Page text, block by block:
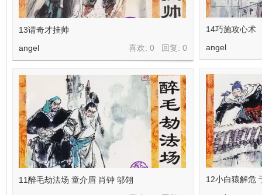
14巧施攻心术
angel
13请奇才挂帅
喜欢: 0 回复: 0
angel
12小白猿解危
11醉毛劫法场 童介眉 肖钟 邬翎